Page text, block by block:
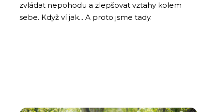
zvládat nepohodu a zlepšovat vztahy kolem
sebe. Když ví jak... A proto jsme tady.